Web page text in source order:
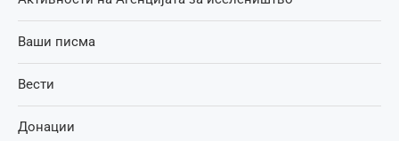
Ваши писма
Вести
Донации